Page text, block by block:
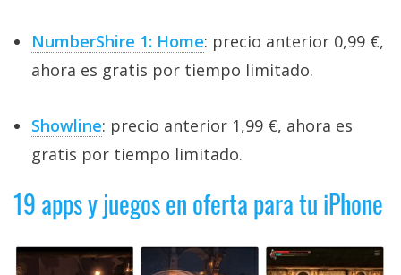
NumberShire 1: Home: precio anterior 0,99 €,
ahora es gratis por tiempo limitado.
Showline: precio anterior 1,99 €, ahora es
gratis por tiempo limitado.
19 apps y juegos en oferta para tu iPhone